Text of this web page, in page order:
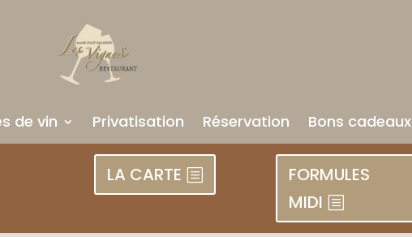
de vin Privatisation Réservation Bons cadeaux
LA CARTE
FORMULES
MIDI